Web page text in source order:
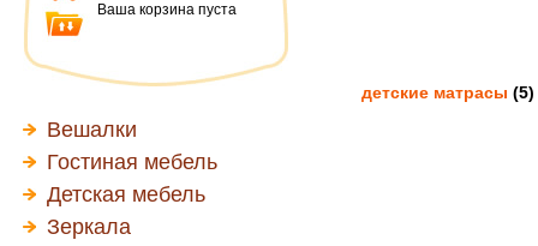
Ваша корзина пуста
Вешалки
Гостиная мебель
Детская мебель
Зеркала
детские матрасы (5)